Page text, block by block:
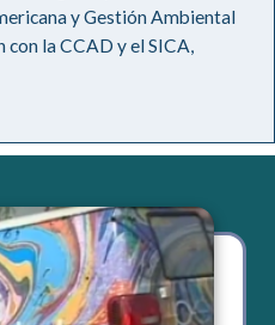
y Gestión Ambiental
con la CCAD y el SICA,